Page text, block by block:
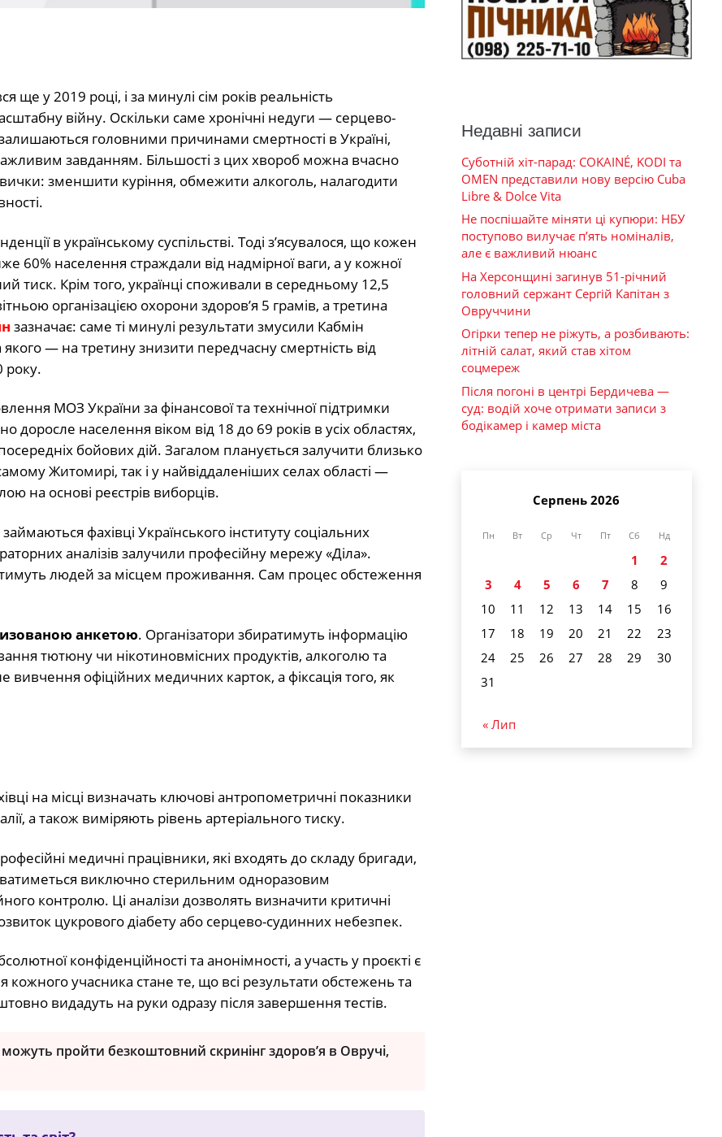
ще у 2019 році, і за минулі сім років реальність
війну. Оскільки саме хронічні недуги — серцево-
головними причинами смертності в Україні,
завданням. Більшості з цих хвороб можна вчасно
зменшити куріння, обмежити алкоголь, налагодити
в українському суспільстві. Тоді з’ясувалося, що кожен
60% населення страждали від надмірної ваги, а у кожної
тиск. Крім того, українці споживали в середньому 12,5
організацією охорони здоров’я 5 грамів, а третина
зазначає: саме ті минулі результати змусили Кабмін
— на третину знизити передчасну смертність від
року.
МОЗ України за фінансової та технічної підтримки
населення віком від 18 до 69 років в усіх областях,
бойових дій. Загалом планується залучити близько
Житомирі, так і у найвіддаленіших селах області —
на основі реєстрів виборців.
фахівці Українського інституту соціальних
аналізів залучили професійну мережу «Діла».
людей за місцем проживання. Сам процес обстеження
анкетою. Організатори збиратимуть інформацію
тютюну чи нікотиновмісних продуктів, алкоголю та
офіційних медичних карток, а фіксація того, як
на місці визначать ключові антропометричні показники
а також виміряють рівень артеріального тиску.
медичні працівники, які входять до складу бригади,
виключно стерильним одноразовим
контролю. Ці аналізи дозволять визначити критичні
цукрового діабету або серцево-судинних небезпек.
конфіденційності та анонімності, а участь у проєкті є
учасника стане те, що всі результати обстежень та
видадуть на руки одразу після завершення тестів.
пройти безкоштовний скринінг здоров’я в Овручі,
Недавні записи
Суботній хіт-парад: COKAINÉ, KODI та
OMEN представили нову версію Cuba
Libre & Dolce Vita
Не поспішайте міняти ці купюри: НБУ
поступово вилучає п’ять номіналів,
але є важливий нюанс
На Херсонщині загинув 51-річний
головний сержант Сергій Капітан з
Овруччини
Огірки тепер не ріжуть, а розбивають:
літній салат, який став хітом
соцмереж
Після погоні в центрі Бердичева —
суд: водій хоче отримати записи з
бодікамер і камер міста
Серпень 2026
Пн Вт Ср Чт Пт Сб Нд
1
2
3
4 5 6 7 8
9
10
11 12 13 14 15
16
17
18 19 20 21 22
23
24
25 26 27 28 29
30
31
« Лип